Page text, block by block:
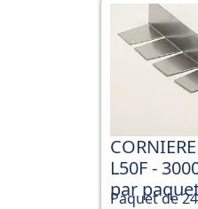
L50F -
par
Paquet de